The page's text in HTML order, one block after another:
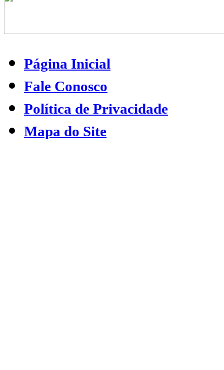
Página Inicial
Fale Conosco
Política de Privacidade
Mapa do Site